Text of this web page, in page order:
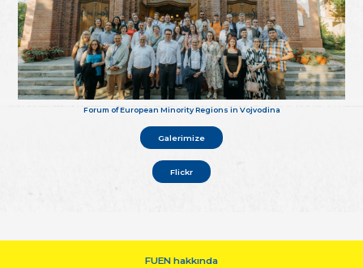
Forum of European Minority Regions in Vojvodina
Galerimize
Flickr
FUEN hakkında